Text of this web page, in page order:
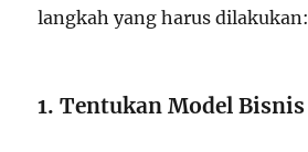
langkah yang harus dilakukan:
1. Tentukan Model Bisnis